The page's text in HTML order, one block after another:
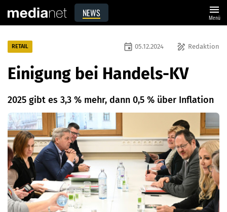
NEWS menu
Menü
RETAIL draw Redaktion
event 05.12.2024
Einigung bei Handels-KV
2025 gibt es 3,3 % mehr, dann 0,5 % über Inflation